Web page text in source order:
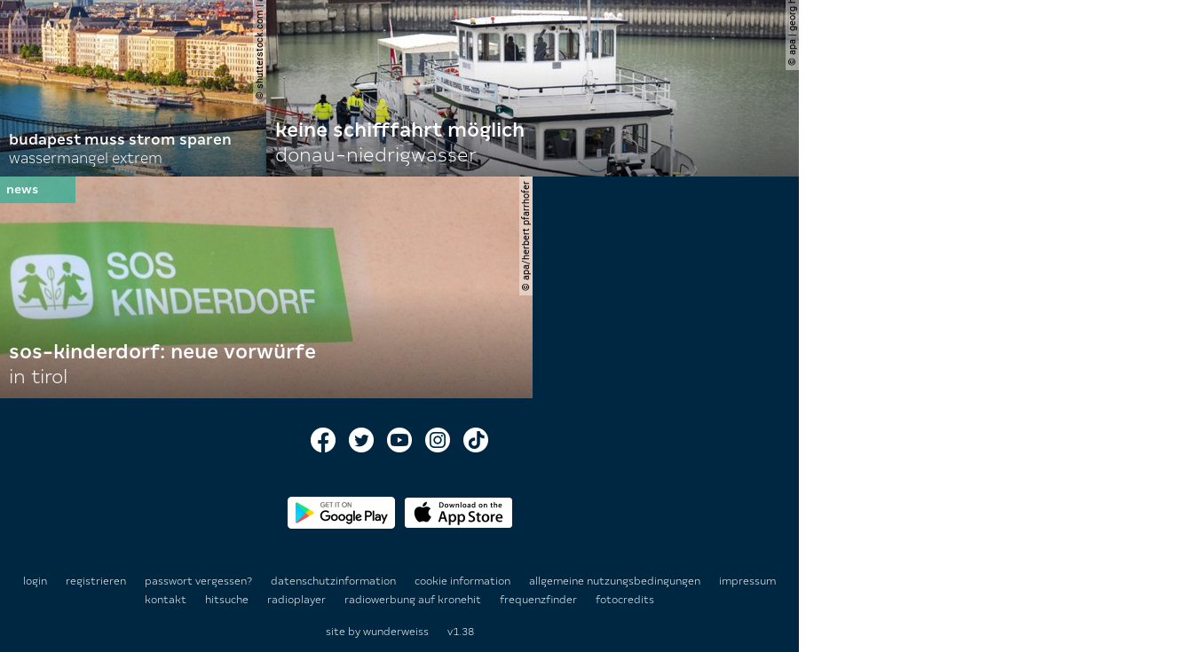
© shutterstock.com | alexanton
budapest muss strom sparen
wassermangel extrem
keine schifffahrt möglich
donau-niedrigwasser
© apa/herbert pfarrhofer
sos-kinderdorf: neue vorwürfe
in tirol
login registrieren passwort vergessen? datenschutzinformation cookie information allgemeine nutzungsbedingungen
impressum
kontakt
hitsuche radioplayer radiowerbung auf kronehit frequenzfinder fotocredits
site by wunderweiss v1.38